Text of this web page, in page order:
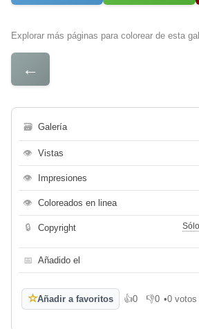
Explorar más páginas para colorear de esta
←
🗃 Galería
👁 Vistas
👁 Impresiones
👁 Coloreados en linea
🔒 Copyright
📅 Añadido el
☆Añadir a favoritos 👍0
Me gusta
👎0
No me gusta
•0 votos